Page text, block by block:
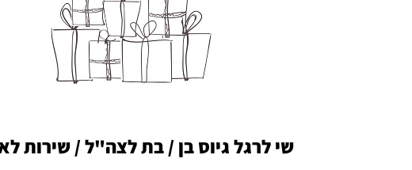
שי לרגל גיוס בן / בת לצה"ל / שירות